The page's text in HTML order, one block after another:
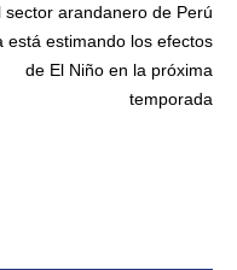
sector arandanero de Perú
está estimando los efectos
de El Niño en la próxima
temporada